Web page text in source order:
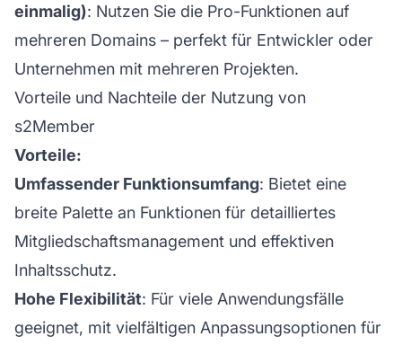
einmalig): Nutzen Sie die Pro-Funktionen auf
mehreren Domains – perfekt für Entwickler oder
Unternehmen mit mehreren Projekten.
Vorteile und Nachteile der Nutzung von
s2Member
Vorteile:
Umfassender Funktionsumfang: Bietet eine
breite Palette an Funktionen für detailliertes
Mitgliedschaftsmanagement und effektiven
Inhaltsschutz.
Hohe Flexibilität: Für viele Anwendungsfälle
geeignet, mit vielfältigen Anpassungsoptionen für